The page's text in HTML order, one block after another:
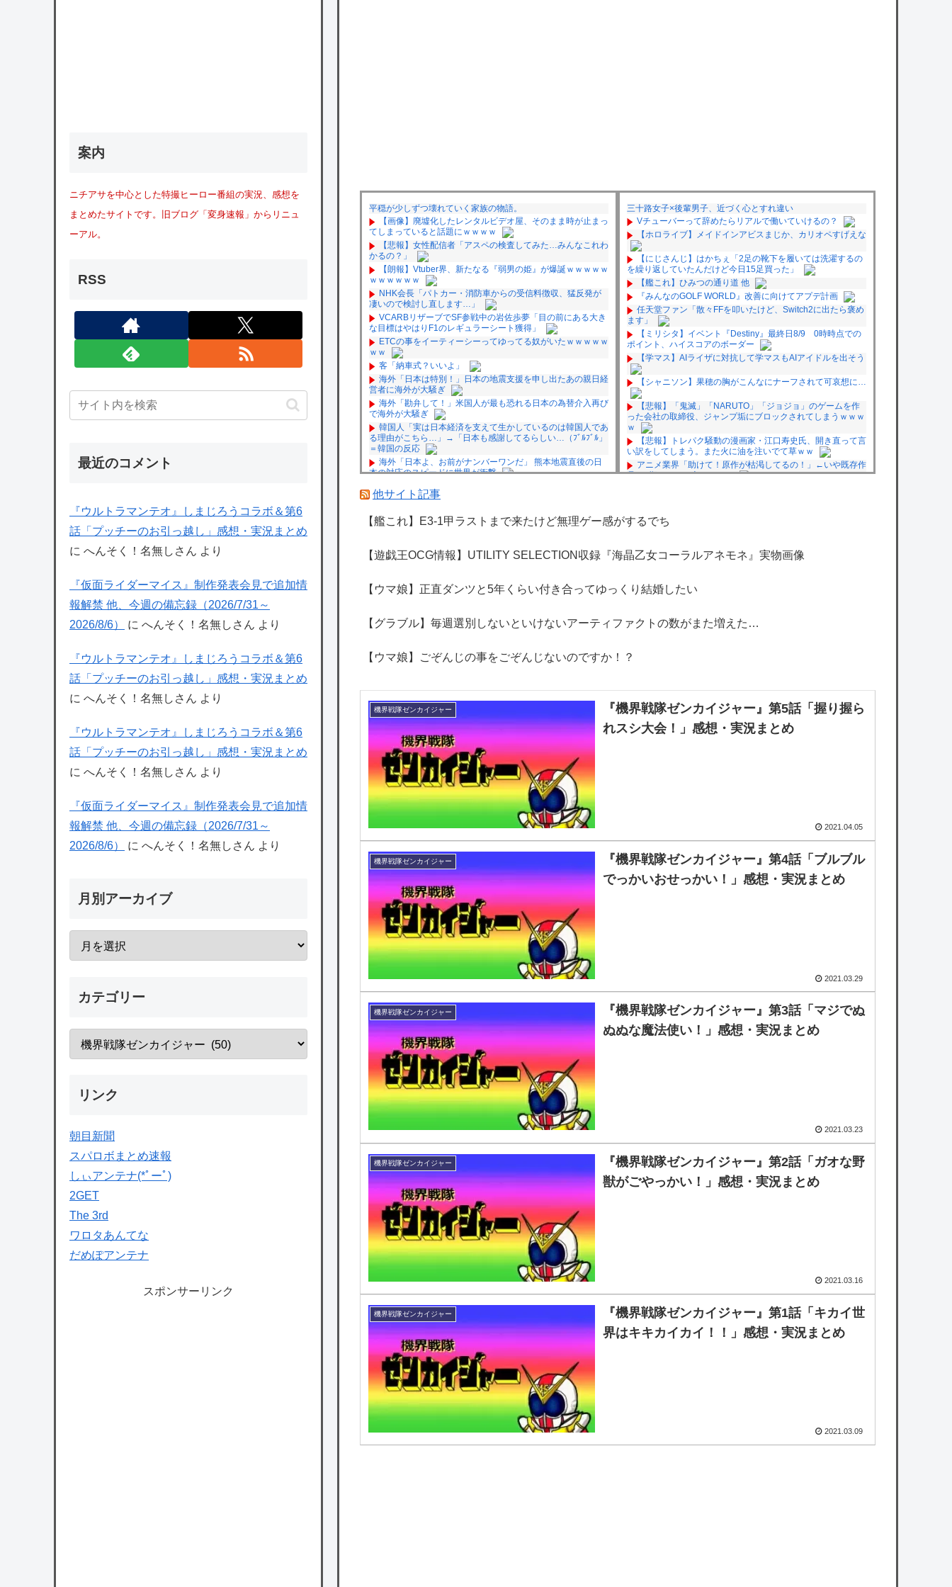
平穏が少しずつ壊れていく家族の物語。
【画像】廃墟化したレンタルビデオ屋、そのまま時が止まっ
てしまっていると話題にｗｗｗｗ
【悲報】女性配信者「アスペの検査してみた…みんなこれわ
かるの？」
【朗報】Vtuber界、新たなる『弱男の姫』が爆誕ｗｗｗｗｗ
ｗｗｗｗｗｗ
NHK会長「パトカー・消防車からの受信料徴収、猛反発が
凄いので検討し直します…」
VCARBリザーブでSF参戦中の岩佐歩夢「目の前にある大き
な目標はやはりF1のレギュラーシート獲得」
ETCの事をイーティーシーってゆってる奴がいたｗｗｗｗｗ
ｗｗ
客「納車式？いいよ」
海外「日本は特別！」日本の地震支援を申し出たあの親日経
営者に海外が大騒ぎ
海外「勘弁して！」米国人が最も恐れる日本の為替介入再び
で海外が大騒ぎ
韓国人「実は日本経済を支えて生かしているのは韓国人であ
る理由がこちら…」→「日本も感謝してるらしい…（ﾌﾞﾙﾌﾞﾙ」
＝韓国の反応
海外「日本よ、お前がナンバーワンだ」 熊本地震直後の日
本の対応のスピードに世界が衝撃
け合いだからなぁ（約100人）
黒トリガー化したんじゃねえかな。
★【ワートリ】2周目も全員でやる隊と分担でやる隊はそれ
ぞれどの位いるんだろうか特別課題消化時は別として
Powered by livedoor 相互RSS
三十路女子×後輩男子、近づく心とすれ違い
Vチューバーって辞めたらリアルで働いていけるの？
【ホロライブ】メイドインアビスまじか、カリオペすげえな
【にじさんじ】はかちぇ「2足の靴下を履いては洗濯するの
を繰り返していたんだけど今日15足買った」
【艦これ】ひみつの通り道 他
『みんなのGOLF WORLD』改善に向けてアプデ計画
任天堂ファン「散々FFを叩いたけど、Switch2に出たら褒め
ます」
【ミリシタ】イベント『Destiny』最終日8/9 0時時点での
ポイント、ハイスコアのボーダー
【学マス】AIライザに対抗して学マスもAIアイドルを出そう
【シャニソン】果穂の胸がこんなにナーフされて可哀想に…
【悲報】「鬼滅」「NARUTO」「ジョジョ」のゲームを作
った会社の取締役、ジャンプ垢にブロックされてしまうｗｗｗ
ｗ
【悲報】トレパク騒動の漫画家・江口寿史氏、開き直って言
い訳をしてしまう。また火に油を注いでて草ｗｗ
アニメ業界「助けて！原作が枯渇してるの！」←いや既存作
品の2期やったら良いよね？
【戦慄】認知症になった高齢者の末路、ガチでヤバ
Powered by livedoor 相互RSS
他サイト記事
【艦これ】E3-1甲ラストまで来たけど無理ゲー感がするでち
【遊戯王OCG情報】UTILITY SELECTION収録『海晶乙女コーラルアネモネ』実物画像
【ウマ娘】正直ダンツと5年くらい付き合ってゆっくり結婚したい
【グラブル】毎週選別しないといけないアーティファクトの数がまた増えた…
【ウマ娘】ごぞんじの事をごぞんじないのですか！？
機界戦隊ゼンカイジャー
『機界戦隊ゼンカイジャー』第5話「握り握ら
れスシ大会！」感想・実況まとめ
2021.04.05
機界戦隊ゼンカイジャー
『機界戦隊ゼンカイジャー』第4話「ブルブル
でっかいおせっかい！」感想・実況まとめ
2021.03.29
機界戦隊ゼンカイジャー
『機界戦隊ゼンカイジャー』第3話「マジでぬ
ぬぬな魔法使い！」感想・実況まとめ
2021.03.23
機界戦隊ゼンカイジャー
『機界戦隊ゼンカイジャー』第2話「ガオな野
獣がごやっかい！」感想・実況まとめ
2021.03.16
機界戦隊ゼンカイジャー
『機界戦隊ゼンカイジャー』第1話「キカイ世
界はキキカイカイ！！」感想・実況まとめ
2021.03.09
案内
ニチアサを中心とした特撮ヒーロー番組の実況、感想を
まとめたサイトです。旧ブログ「変身速報」からリニュ
ーアル。
RSS
最近のコメント
『ウルトラマンテオ』しまじろうコラボ＆第6
話「プッチーのお引っ越し」感想・実況まとめ
に へんそく！名無しさん より
『仮面ライダーマイス』制作発表会見で追加情
報解禁 他、今週の備忘録（2026/7/31～
2026/8/6）
に へんそく！名無しさん より
『ウルトラマンテオ』しまじろうコラボ＆第6
話「プッチーのお引っ越し」感想・実況まとめ
に へんそく！名無しさん より
『ウルトラマンテオ』しまじろうコラボ＆第6
話「プッチーのお引っ越し」感想・実況まとめ
に へんそく！名無しさん より
『仮面ライダーマイス』制作発表会見で追加情
報解禁 他、今週の備忘録（2026/7/31～
2026/8/6）
に へんそく！名無しさん より
月別アーカイブ
カテゴリー
リンク
朝目新聞
スパロボまとめ速報
しぃアンテナ(*ﾟーﾟ)
2GET
The 3rd
ワロタあんてな
だめぽアンテナ
スポンサーリンク